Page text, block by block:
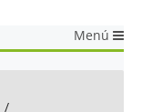
Menú
/